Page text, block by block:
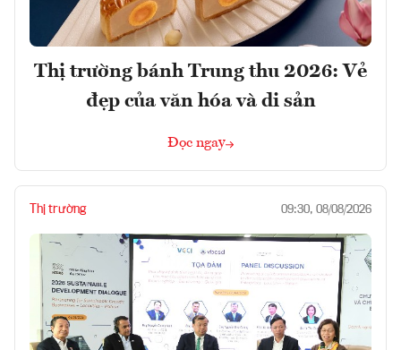
Thị trường bánh Trung thu 2026: Vẻ
đẹp của văn hóa và di sản
Đọc ngay
Thị trường 09:30, 08/08/2026